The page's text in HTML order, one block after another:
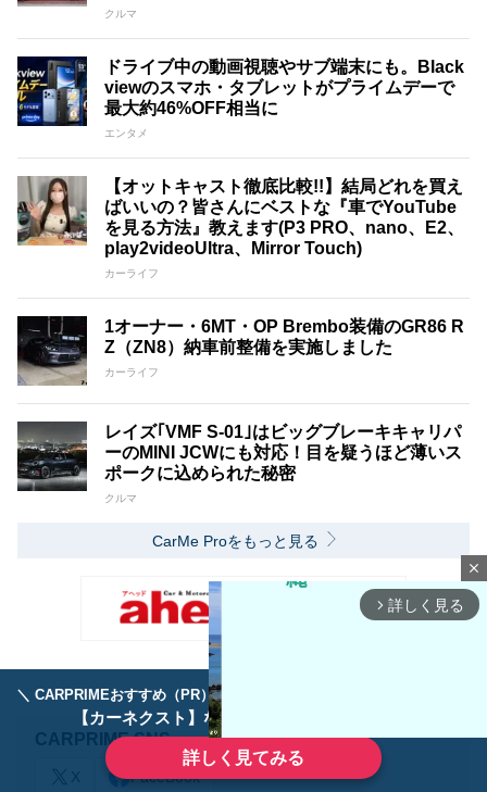
＼ CARPRIMEおすすめ（PR） ／
【カーネクスト】ならどんなクルマも高価買取
詳しく見てみる
クルマ
ドライブ中の動画視聴やサブ端末にも。Black
viewのスマホ・タブレットがプライムデーで
最大約46%OFF相当に
エンタメ
【オットキャスト徹底比較!!】結局どれを買え
ばいいの？皆さんにベストな『車でYouTube
を見る方法』教えます(P3 PRO、nano、E2、
play2videoUltra、Mirror Touch)
カーライフ
1オーナー・6MT・OP Brembo装備のGR86 R
Z（ZN8）納車前整備を実施しました
カーライフ
レイズ｢VMF S-01｣はビッグブレーキキャリパ
ーのMINI JCWにも対応！目を疑うほど薄いス
ポークに込められた秘密
クルマ
CarMe Proをもっと見る
CARPRIME SNS
X FaceBook
close
arrow_forward_ios 詳しく見る